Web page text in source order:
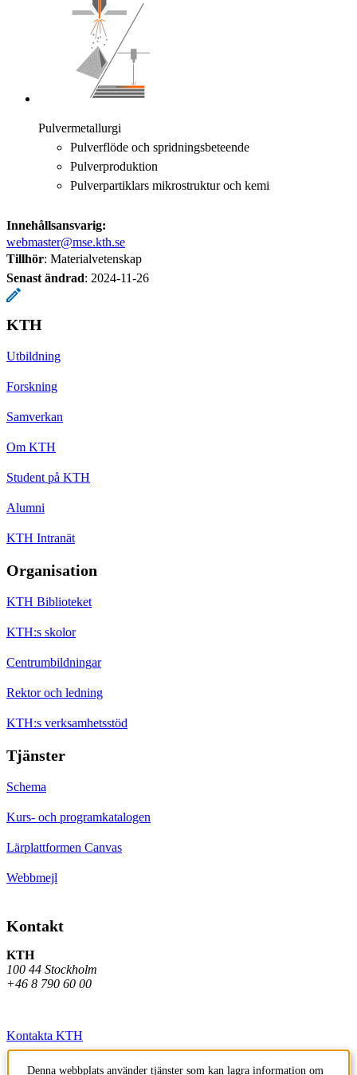
Pulvermetallurgi
Pulverflöde och spridningsbeteende
Pulverproduktion
Pulverpartiklars mikrostruktur och kemi
Innehållsansvarig:
webmaster@mse.kth.se
Tillhör: Materialvetenskap
Senast ändrad: 2024-11-26
KTH
Utbildning
Forskning
Samverkan
Om KTH
Student på KTH
Alumni
KTH Intranät
Organisation
KTH Biblioteket
KTH:s skolor
Centrumbildningar
Rektor och ledning
KTH:s verksamhetsstöd
Tjänster
Schema
Kurs- och programkatalogen
Lärplattformen Canvas
Webbmejl
Kontakt
KTH
100 44 Stockholm
+46 8 790 60 00
Kontakta KTH
Jobba på KTH
Denna webbplats använder tjänster som kan lagra information om